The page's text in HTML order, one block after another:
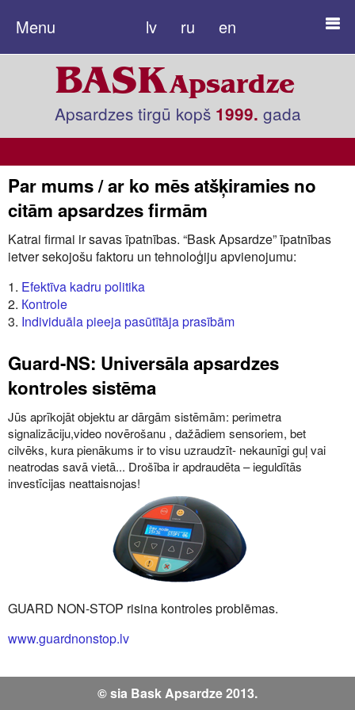
BASKApsardze
Apsardzes tirgū kopš 1999. gada
Menu lv ru en
Par mums / ar ko mēs atšķiramies no
citām apsardzes firmām
Katrai firmai ir savas īpatnības. “Bask Apsardze” īpatnības
ietver sekojošu faktoru un tehnoloģiju apvienojumu:
Efektīva kadru politika
Кontrole
Individuāla pieeja pasūtītāja prasībām
Guard-NS: Universāla apsardzes
kontroles sistēma
Jūs aprīkojāt objektu ar dārgām sistēmām: perimetra
signalizāciju,video novērošanu , dažādiem sensoriem, bet
cilvēks, kura pienākums ir to visu uzraudzīt- nekaunīgi guļ vai
neatrodas savā vietā... Drošība ir apdraudēta – ieguldītās
investīcijas neattaisnojas!
GUARD NON-STOP risina kontroles problēmas.
www.guardnonstop.lv
© sia Bask Apsardze 2013.